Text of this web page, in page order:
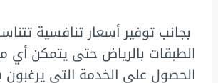
بجانب توفير أسعار تنافسية
الطبقات بالرياض حتى يتمكن أي
الحصول على الخدمة التي